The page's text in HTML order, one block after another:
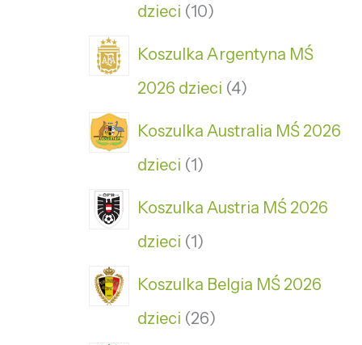
dzieci 10
Koszulka Argentyna MŚ
2026 dzieci 4
Koszulka Australia MŚ 2026
dzieci 1
Koszulka Austria MŚ 2026
dzieci 1
Koszulka Belgia MŚ 2026
dzieci 26